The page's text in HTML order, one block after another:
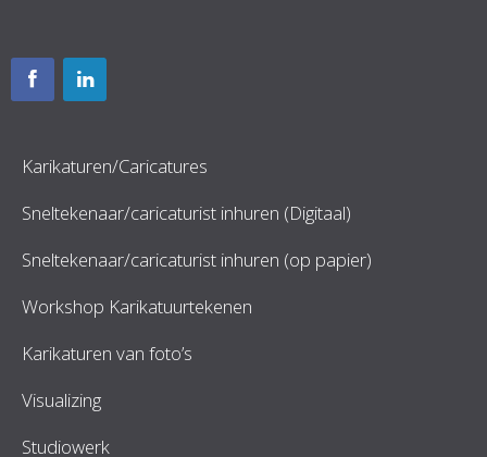
Karikaturen/Caricatures
Sneltekenaar/caricaturist inhuren (Digitaal)
Sneltekenaar/caricaturist inhuren (op papier)
Workshop Karikatuurtekenen
Karikaturen van foto’s
Visualizing
Studiowerk